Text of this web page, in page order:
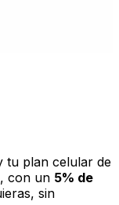
tu plan celular de
con un 5% de
sin